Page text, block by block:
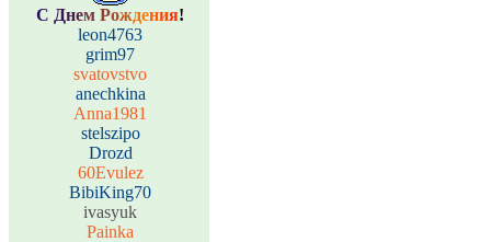
С Днем Рождения!
leon4763
grim97
svatovstvo
anechkina
Anna1981
stelszipo
Drozd
60Evulez
BibiKing70
ivasyuk
Painka